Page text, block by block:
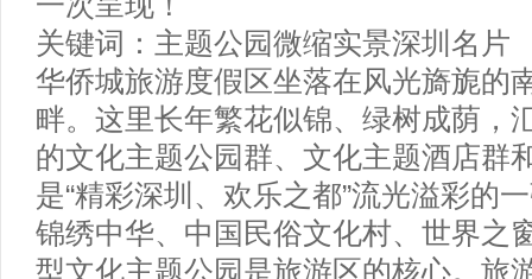
关键词：主题公园微缩实景深圳名片
华侨城旅游度假区坐落在风光旖旎的
畔。这里长年繁花似锦、绿树成荫，
的文化主题公园群、文化主题酒店群
是“精彩深圳、欢乐之都”流光溢彩的
锦绣中华、中国民俗文化村、世界之
型文化主题公园是旅游区的核心。旅